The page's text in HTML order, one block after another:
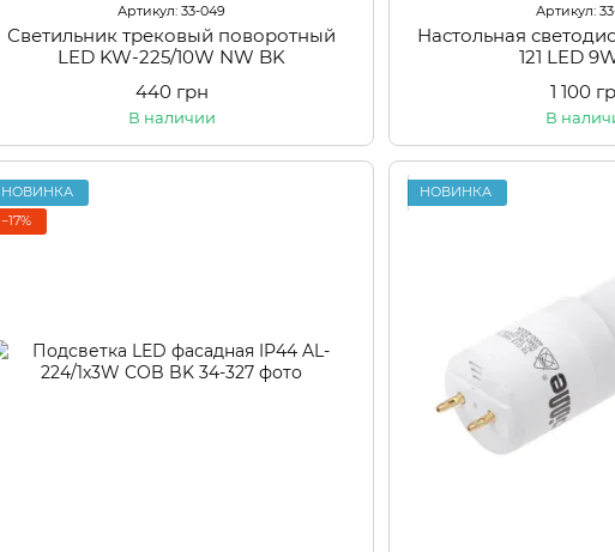
Артикул: 33-049
Светильник трековый поворотный
LED KW-225/10W NW BK
440 грн
В наличии
Артикул:
Настольная
121 LED
1 100
В
НОВИНКА
−17%
НОВИНКА